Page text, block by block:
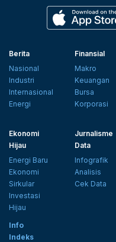
Berita
Nasional
Industri
Internasional
Energi
Finansial
Makro
Keuangan
Bursa
Korporasi
Ekonomi
Hijau
Energi Baru
Ekonomi
Sirkular
Investasi
Hijau
Jurnalisme
Data
Infografik
Analisis
Cek Data
Info
Indeks